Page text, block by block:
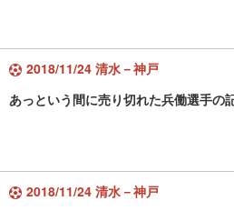
2018/11/24 清水－神戸
あっという間に売り切れた兵働選手の
2018/11/24 清水－神戸